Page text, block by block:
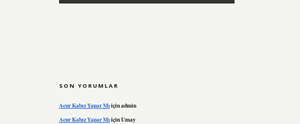
SON YORUMLAR
Acur Kabız Yapar Mıiçinadmin
Acur Kabız Yapar MıiçinUmay